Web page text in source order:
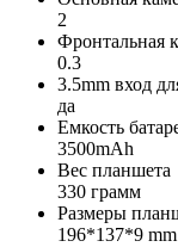
2
Фронтальная
0.3
3.5mm вход
да
Емкость
3500mAh
Вес планшета
330 грамм
Размеры
196*137*9 mm